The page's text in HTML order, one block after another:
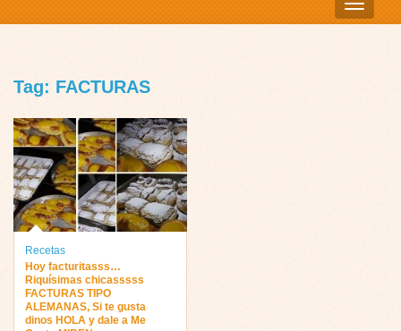
Tag: FACTURAS
Recetas
Hoy facturitasss…
Riquísimas chicasssss
FACTURAS TIPO
ALEMANAS, Si te gusta
dinos HOLA y dale a Me